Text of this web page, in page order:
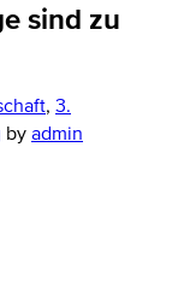
sind zu
, 3.
byadmin